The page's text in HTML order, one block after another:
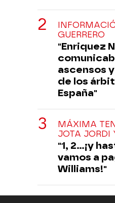
GUERRERO
"Enriquez
ascensos
de los
España"
MÁXIMA
JOTA JORDI
"1, 2...¡y
vamos a
Williams!"